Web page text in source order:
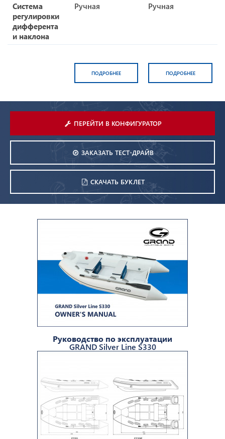
Система
регулировки
дифферента
и наклона
Ручная Ручная
ПОДРОБНЕЕ ПОДРОБНЕЕ
ПЕРЕЙТИ В КОНФИГУРАТОР
ЗАКАЗАТЬ ТЕСТ-ДРАЙВ
СКАЧАТЬ БУКЛЕТ
Руководство по эксплуатации
GRAND Silver Line S330